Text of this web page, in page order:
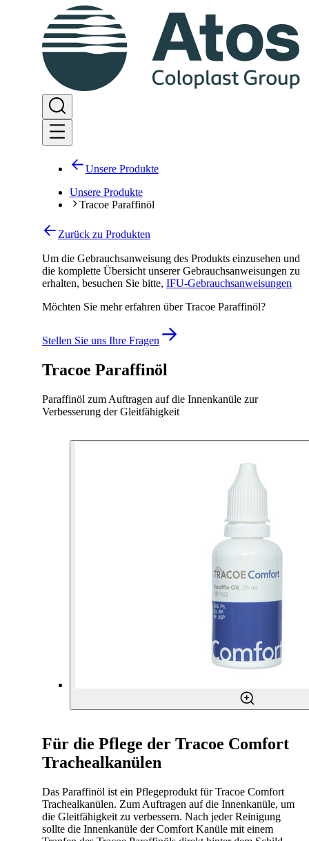
Unsere Produkte
Unsere Produkte
Tracoe Paraffinöl
Tracoe Paraffinöl
Paraffinöl zum Auftragen auf die Innenkanüle zur
Verbesserung der Gleitfähigkeit
Zurück zu Produkten
Für die Pflege der Tracoe Comfort
Trachealkanülen
Das Paraffinöl ist ein Pflegeprodukt für Tracoe Comfort
Trachealkanülen. Zum Auftragen auf die Innenkanüle, um
die Gleitfähigkeit zu verbessern. Nach jeder Reinigung
sollte die Innenkanüle der Comfort Kanüle mit einem
Um die Gebrauchsanweisung des Produkts einzusehen und
die komplette Übersicht unserer Gebrauchsanweisungen zu
erhalten, besuchen Sie bitte, IFU-Gebrauchsanweisungen
Möchten Sie mehr erfahren über Tracoe Paraffinöl?
Stellen Sie uns Ihre Fragen